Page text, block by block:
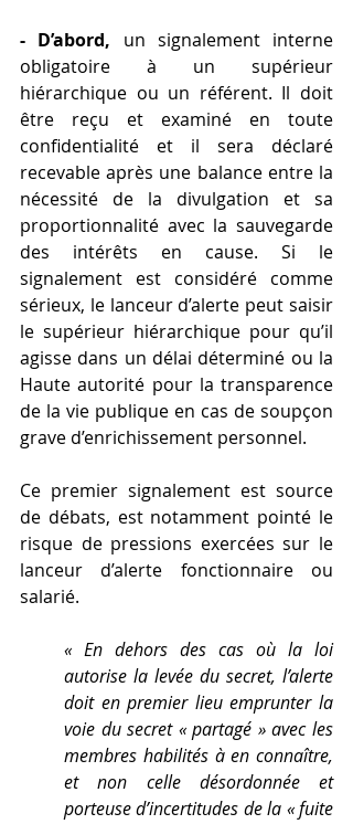
- D’abord, un signalement interne
obligatoire à un supérieur
hiérarchique ou un référent. Il doit
être reçu et examiné en toute
confidentialité et il sera déclaré
recevable après une balance entre la
nécessité de la divulgation et sa
proportionnalité avec la sauvegarde
des intérêts en cause. Si le
signalement est considéré comme
sérieux, le lanceur d’alerte peut saisir
le supérieur hiérarchique pour qu’il
agisse dans un délai déterminé ou la
Haute autorité pour la transparence
de la vie publique en cas de soupçon
grave d’enrichissement personnel.
Ce premier signalement est source
de débats, est notamment pointé le
risque de pressions exercées sur le
lanceur d’alerte fonctionnaire ou
salarié.
« En dehors des cas où la loi
autorise la levée du secret, l’alerte
doit en premier lieu emprunter la
voie du secret « partagé » avec les
membres habilités à en connaître,
et non celle désordonnée et
porteuse d’incertitudes de la « fuite